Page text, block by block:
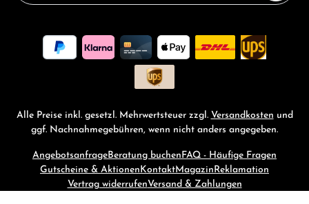
Ich habe die
Datenschutzbestimmungen
zur Kenntnis
genommen und dieAGBgelesen und bin mit ihnen
Pflichtfelder.
Alle Preise inkl. gesetzl. Mehrwertsteuer zzgl. Versandkosten und
ggf. Nachnahmegebühren, wenn nicht anders angegeben.
AngebotsanfrageBeratung buchenFAQ - Häufige Fragen
Gutscheine & AktionenKontaktMagazinReklamation
Vertrag widerrufenVersand & Zahlungen